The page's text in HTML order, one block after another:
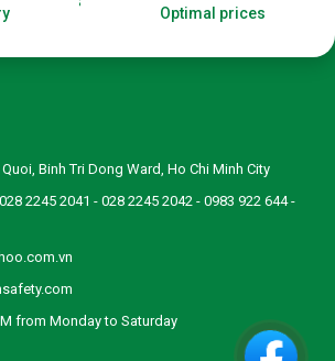
Optimal prices
Binh Tri Dong Ward, Ho Chi Minh City
2245 2041 - 028 2245 2042 - 0983 922 644 -
from Monday to Saturday